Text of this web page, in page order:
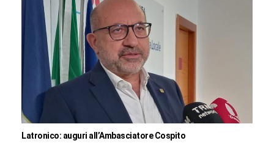
Latronico: auguri all’Ambasciatore Cospito